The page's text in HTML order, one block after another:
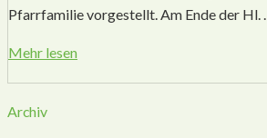
Pfarrfamilie vorgestellt. Am Ende der Hl. …
Mehr lesen
Archiv